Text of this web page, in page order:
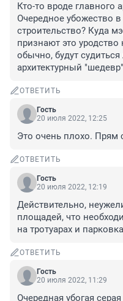
Кто-то вроде главного
Очередное убожество
строительство? Куда
признают это
обычно, будут
архитектурный
ОТВЕТИТЬ
Гость
20 июля 2022, 12:25
Это очень плохо. Прям
ОТВЕТИТЬ
Гость
20 июля 2022, 12:19
Действительно,
площадей, что
на тротуарах и
ОТВЕТИТЬ
Гость
20 июля 2022, 11:29
Очередная убогая